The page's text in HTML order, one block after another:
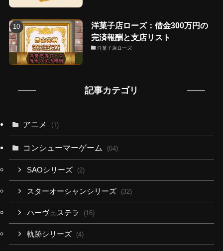
洋菓子店ローズ：借金300万円の
完済報酬と支店リスト
洋菓子店ローズ
記事カテゴリ
アニメ (1)
コンシューマーゲーム (64)
SAOシリーズ (2)
スターオーシャンシリーズ (32)
ハーヴェステラ (16)
軌跡シリーズ (4)